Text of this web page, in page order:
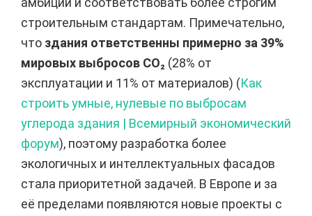
строительным стандартам. Примечательно,
что здания ответственны примерно за 39%
мировых выбросов CO₂ (28% от
эксплуатации и 11% от материалов) (Как
строить умные, нулевые по выбросам
углерода здания | Всемирный экономический
форум), поэтому разработка более
экологичных и интеллектуальных фасадов
стала приоритетной задачей. В Европе и за
её пределами появляются новые проекты с